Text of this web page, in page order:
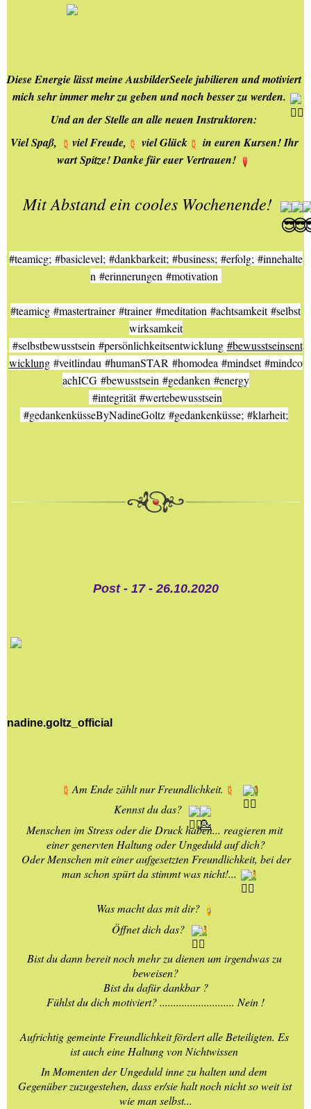
Diese Energie lässt meine AusbilderSeele jubilieren und motiviert
mich sehr immer mehr zu geben und noch besser zu werden.
Und an der Stelle an alle neuen Instruktoren:
Viel Spaß,
viel Freude, viel Glück
in euren Kursen! Ihr
wart Spitze! Danke für euer Vertrauen!
Mit Abstand ein cooles Wochenende!
#teamicg; #basiclevel; #dankbarkeit; #business; #erfolg; #innehalte
n #erinnerungen #motivation
#teamicg #mastertrainer #trainer #meditation #achtsamkeit #selbst
wirksamkeit
#selbstbewusstsein #persönlichkeitsentwicklung #bewusstseinsent
wicklung #veitlindau #humanSTAR #homodea #mindset #mindco
achICG #bewusstsein #gedanken #energy
#integrität #wertebewusstsein
#gedankenküsseByNadineGoltz #gedankenküsse; #klarheit;
Post - 17 - 26.10.2020
nadine.goltz_official
Am Ende zählt nur Freundlichkeit.
Kennst du das?
Menschen im Stress oder die Druck haben... reagieren mit
einer genervten Haltung oder Ungeduld auf dich?
Oder Menschen mit einer aufgesetzten Freundlichkeit, bei der
man schon spürt da stimmt was nicht!...
Was macht das mit dir?
Öffnet dich das?
Bist du dann bereit noch mehr zu dienen um irgendwas zu
beweisen?
Bist du dafür dankbar ?
Fühlst du dich motiviert? ........................... Nein !
Aufrichtig gemeinte Freundlichkeit fördert alle Beteiligten. Es
ist auch eine Haltung von Nichtwissen
In Momenten der Ungeduld inne zu halten und dem
Gegenüber zuzugestehen, dass er/sie halt noch nicht so weit ist
wie man selbst...